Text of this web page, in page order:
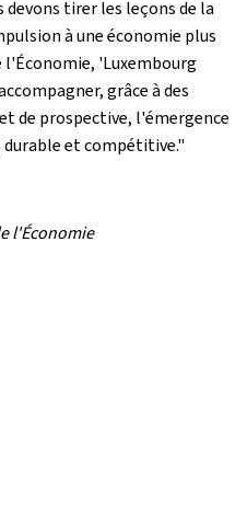
devons tirer les leçons de la
à une économie plus
l'Économie, 'Luxembourg
grâce à des
de prospective, l'émergence
et compétitive."
l'Économie